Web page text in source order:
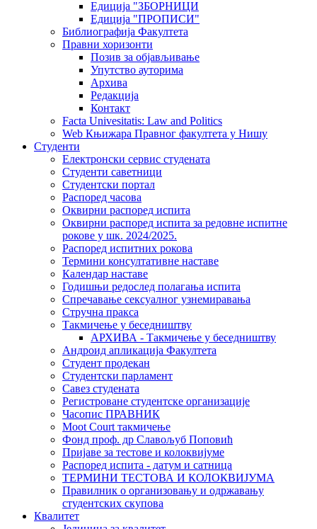
Едиција "ЗБОРНИЦИ
Едиција "ПРОПИСИ"
Библиографија Факултета
Правни хоризонти
Позив за објављивање
Упутство ауторима
Архива
Редакција
Контакт
Facta Univesitatis: Law and Politics
Web Књижара Правног факултета у Нишу
Студенти
Електронски сервис студената
Студенти саветници
Студентски портал
Распоред часова
Оквирни распоред испита
Оквирни распоред испита за редовне испитне
рокове у шк. 2024/2025.
Распоред испитних рокова
Термини консултативне наставе
Календар наставе
Годишњи редослед полагања испита
Спречавање сексуалног узнемиравања
Стручна пракса
Такмичење у беседништву
АРХИВА - Такмичење у беседништву
Андроид апликација Факултета
Студент продекан
Студентски парламент
Савез студената
Регистроване студентске организације
Часопис ПРАВНИК
Moot Court такмичење
Фонд проф. др Славољуб Поповић
Пријаве за тестове и колоквијуме
Распоред испита - датум и сатница
ТЕРМИНИ ТЕСТОВА И КОЛОКВИЈУМА
Правилник о организовању и одржавању
студентских скупова
Квалитет